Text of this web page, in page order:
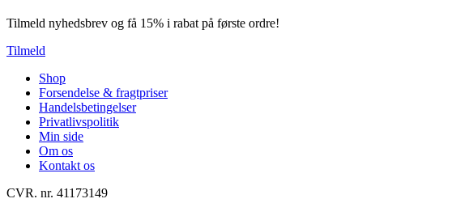
Tilmeld nyhedsbrev og få 15% i rabat på første ordre!
Tilmeld
Shop
Forsendelse & fragtpriser
Handelsbetingelser
Privatlivspolitik
Min side
Om os
Kontakt os
CVR. nr. 41173149